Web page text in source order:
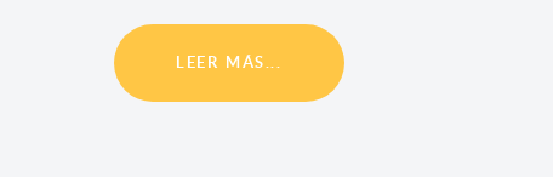
LEER MÁS...